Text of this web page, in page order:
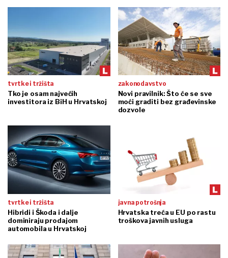
tvrtke i tržišta
Tko je osam najvećih
investitora iz BiH u Hrvatskoj
zakonodavstvo
Novi pravilnik: Što će se sve
moći graditi bez građevinske
dozvole
tvrtke i tržišta
Hibridi i Škoda i dalje
dominiraju prodajom
automobila u Hrvatskoj
javna potrošnja
Hrvatska treća u EU po rastu
troškova javnih usluga